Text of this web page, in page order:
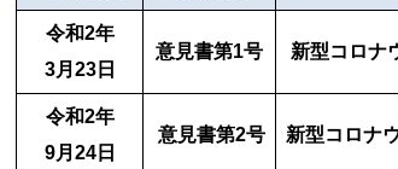
令和2年
3月23日
意見書第1号 新型コロナ
令和2年
9月24日
意見書第2号 新型コロナ